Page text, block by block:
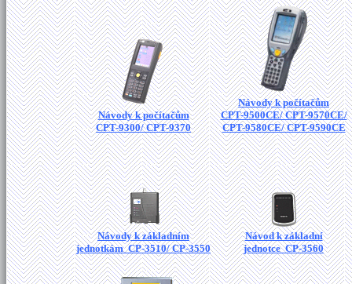
Návody k počítačům
CPT-9300/ CPT-9370
Návody k počítačům
CPT-9500CE/ CPT-9570CE/
CPT-9580CE/ CPT-9590CE
Návody k základním
jednotkám CP-3510/ CP-3550
Návod k základní
jednotce CP-3560